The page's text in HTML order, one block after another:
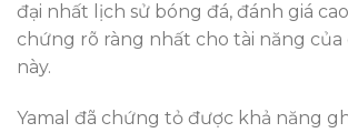
đại nhất lịch sử bóng đá, đánh giá
chứng rõ ràng nhất cho tài năng
này.
Yamal đã chứng tỏ được khả năng